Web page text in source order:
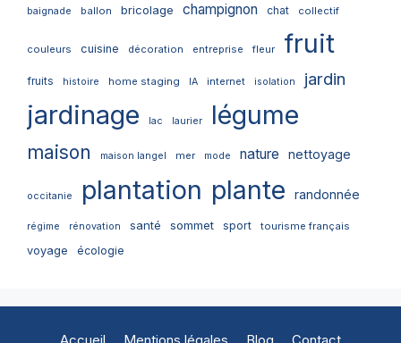
baignade ballon bricolage champignon chat collectif
couleurs cuisine décoration entreprise fleur fruit
fruits histoire home staging IA internet isolation jardin
jardinage lac laurier légume
maison maison langel mer mode nature nettoyage
occitanie plantation plante randonnée
régime rénovation santé sommet sport tourisme français
voyage écologie